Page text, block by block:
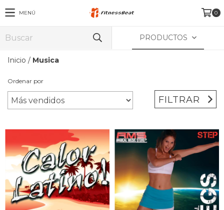
MENÚ 0
PRODUCTOS
Inicio / Musica
Ordenar por
FILTRAR